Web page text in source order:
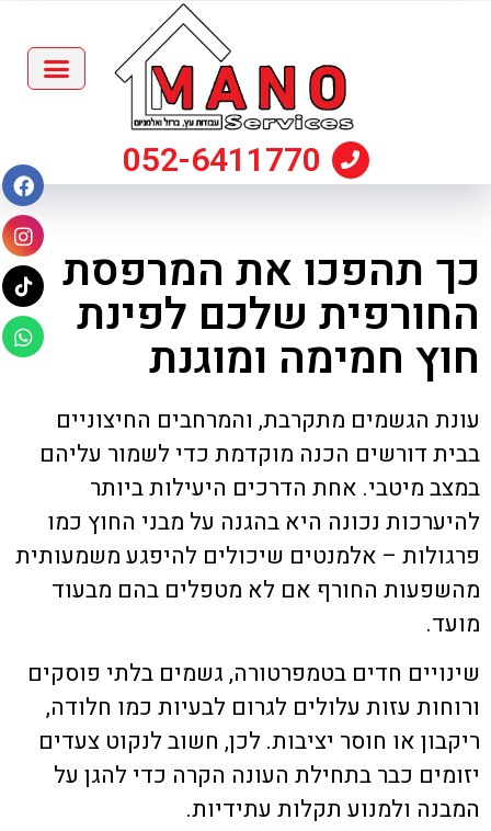
052-6411770
כך תהפכו את המרפסת
החורפית שלכם לפינת
חוץ חמימה ומוגנת
עונת הגשמים מתקרבת, והמרחבים החיצוניים
בבית דורשים הכנה מוקדמת כדי לשמור עליהם
במצב מיטבי. אחת הדרכים היעילות ביותר
להיערכות נכונה היא בהגנה על מבני החוץ כמו
פרגולות – אלמנטים שיכולים להיפגע משמעותית
מהשפעות החורף אם לא מטפלים בהם מבעוד
מועד.
שינויים חדים בטמפרטורה, גשמים בלתי פוסקים
ורוחות עזות עלולים לגרום לבעיות כמו חלודה,
ריקבון או חוסר יציבות. לכן, חשוב לנקוט צעדים
יזומים כבר בתחילת העונה הקרה כדי להגן על
המבנה ולמנוע תקלות עתידיות.